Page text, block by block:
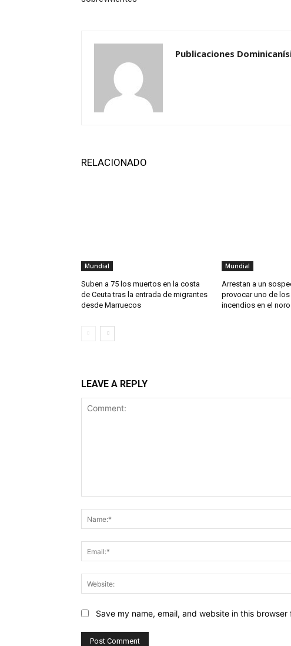
Publicaciones
RELACIONADO
Mundial
Suben a 75 los muertos en la costa
de Ceuta tras la entrada de migrantes
desde Marruecos
Mundial
Arrestan a un
provocar uno de
incendios en el
LEAVE A REPLY
Save my name, email, and website in this